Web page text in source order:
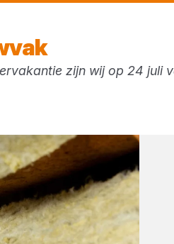
zijn wij op 24 juli